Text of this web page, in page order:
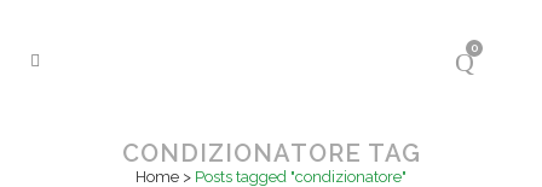
0
CONDIZIONATORE TAG
Home > Posts tagged "condizionatore"